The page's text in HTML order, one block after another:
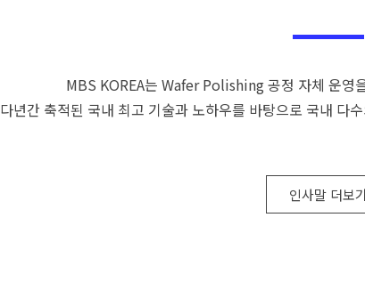
MBS KOREA는 Wafer Polishing 공정 자체 운영
다년간 축적된 국내 최고 기술과 노하우를 바탕으로 국내 다
인사말 더보기